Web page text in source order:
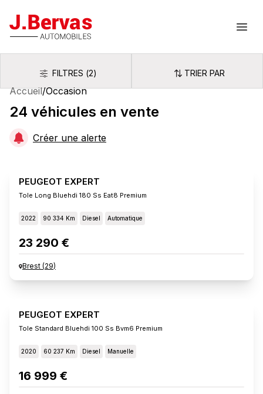
J.Bervas
FiltresFILTRES (2) Trier par
TRIER PAR
Accueil/Occasion
24 véhicules en vente
Créer une alerte
PEUGEOT EXPERT
Tole Long Bluehdi 180 Ss Eat8 Premium
2022 90 334 Km Diesel Automatique
23 290 €
Brest (29)
PEUGEOT EXPERT
Tole Standard Bluehdi 100 Ss Bvm6 Premium
2020 60 237 Km Diesel Manuelle
16 999 €